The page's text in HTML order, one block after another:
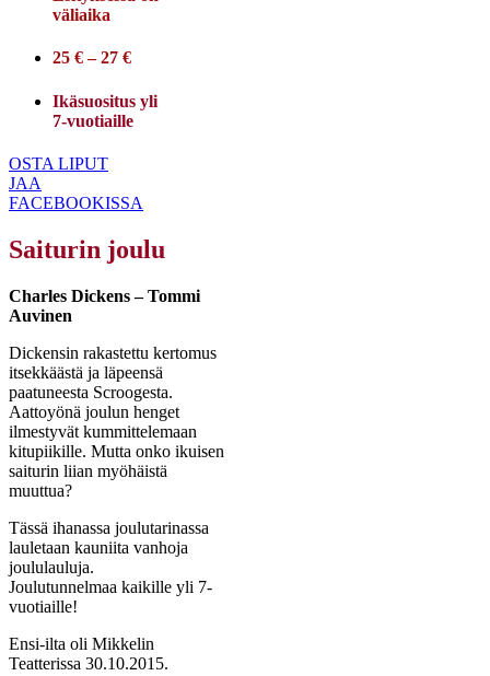
väliaika
25 € – 27 €
Ikäsuositus yli
7-vuotiaille
OSTA LIPUT
JAA
FACEBOOKISSA
Saiturin joulu
Charles Dickens – Tommi
Auvinen
Dickensin rakastettu kertomus
itsekkäästä ja läpeensä
paatuneesta Scroogesta.
Aattoyönä joulun henget
ilmestyvät kummittelemaan
kitupiikille. Mutta onko ikuisen
saiturin liian myöhäistä
muuttua?
Tässä ihanassa joulutarinassa
lauletaan kauniita vanhoja
joululauluja.
Joulutunnelmaa kaikille yli 7-
vuotiaille!
Ensi-ilta oli Mikkelin
Teatterissa 30.10.2015.